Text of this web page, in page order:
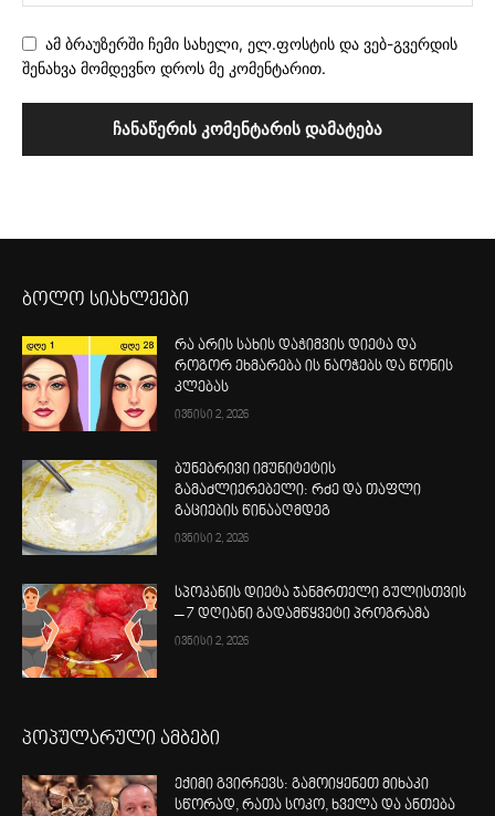
ამ ბრაუზერში ჩემი სახელი, ელ.ფოსტის და ვებ-გვერდის
შენახვა მომდევნო დროს მე კომენტარით.
ბოლო სიახლეები
რა არის სახის დაჭიმვის დიეტა და
როგორ ეხმარება ის ნაოჭებს და წონის
კლებას
ივნისი 2, 2026
ბუნებრივი იმუნიტეტის
გამაძლიერებელი: რძე და თაფლი
გაციების წინააღმდეგ
ივნისი 2, 2026
სპოკანის დიეტა ჯანმრთელი გულისთვის
– 7 დღიანი გადამწყვეტი პროგრამა
ივნისი 2, 2026
პოპულარული ამბები
ექიმი გვირჩევს: გამოიყენეთ მიხაკი
სწორად, რათა სოკო, ხველა და ანთება